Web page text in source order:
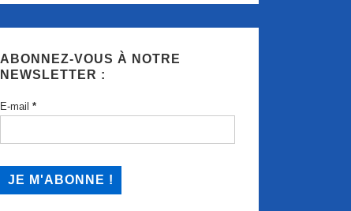
ABONNEZ-VOUS À NOTRE
NEWSLETTER :
E-mail*